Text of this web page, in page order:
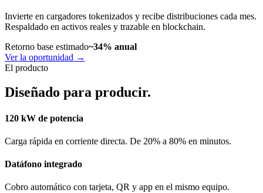
Invierte en cargadores tokenizados y recibe distribuciones cada mes.
Respaldado en activos reales y trazable en blockchain.
Retorno base estimado~34% anual
Ver la oportunidad →
El producto
Diseñado para producir.
120 kW de potencia
Carga rápida en corriente directa. De 20% a 80% en minutos.
Datáfono integrado
Cobro automático con tarjeta, QR y app en el mismo equipo.